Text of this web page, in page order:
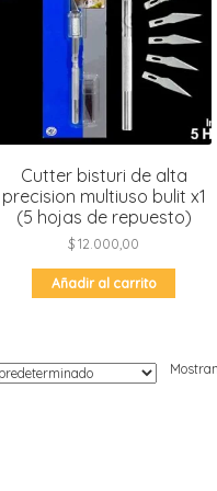
Fechas patrias
Halloween
Pascuas
Vuelta al cole
Moldes de silicona
Pirotines
Pre-mezclas
Velas y bengalas
Cutter bisturi de alta
precision multiuso bulit x1
(5 hojas de repuesto)
$12.000,00
Añadir al carrito